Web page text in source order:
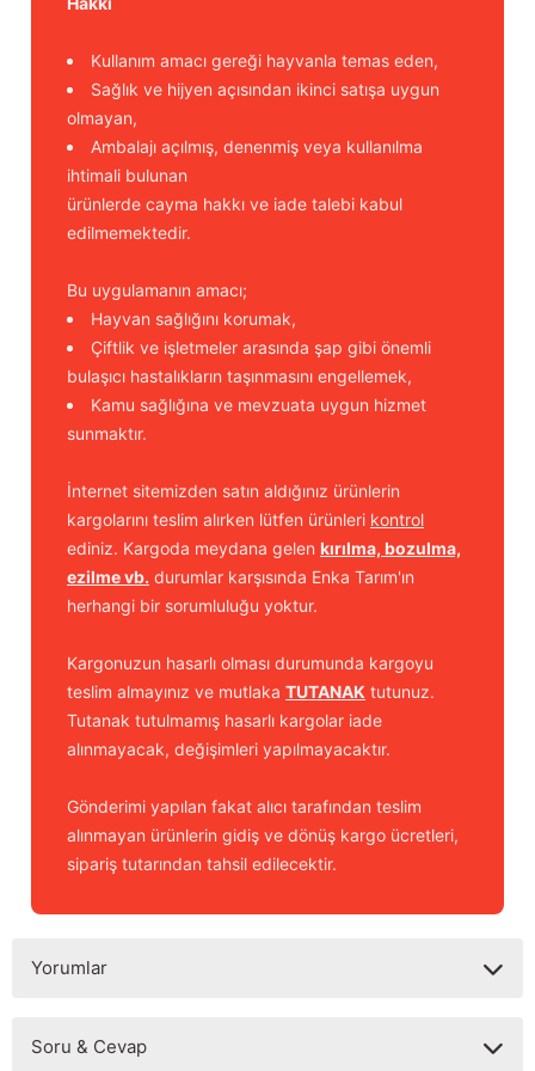
Kullanım amacı gereği hayvanla temas eden,
Sağlık ve hijyen açısından ikinci satışa uygun
olmayan,
Ambalajı açılmış, denenmiş veya kullanılma
ihtimali bulunan
ürünlerde cayma hakkı ve iade talebi kabul
edilmemektedir.
Bu uygulamanın amacı;
Hayvan sağlığını korumak,
Çiftlik ve işletmeler arasında şap gibi önemli
bulaşıcı hastalıkların taşınmasını engellemek,
Kamu sağlığına ve mevzuata uygun hizmet
sunmaktır.
İnternet sitemizden satın aldığınız ürünlerin
kargolarını teslim alırken lütfen ürünleri kontrol
ediniz. Kargoda meydana gelen kırılma, bozulma,
ezilme vb. durumlar karşısında Enka Tarım'ın
herhangi bir sorumluluğu yoktur.
Kargonuzun hasarlı olması durumunda kargoyu
teslim almayınız ve mutlaka TUTANAK tutunuz.
Tutanak tutulmamış hasarlı kargolar iade
alınmayacak, değişimleri yapılmayacaktır.
Gönderimi yapılan fakat alıcı tarafından teslim
alınmayan ürünlerin gidiş ve dönüş kargo ücretleri,
sipariş tutarından tahsil edilecektir.
Yorumlar
Soru & Cevap